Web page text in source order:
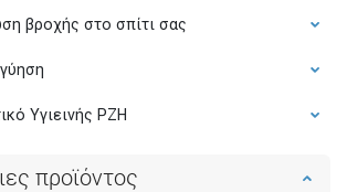
βροχής στο σπίτι σας
Υγιεινής PZH
προϊόντος